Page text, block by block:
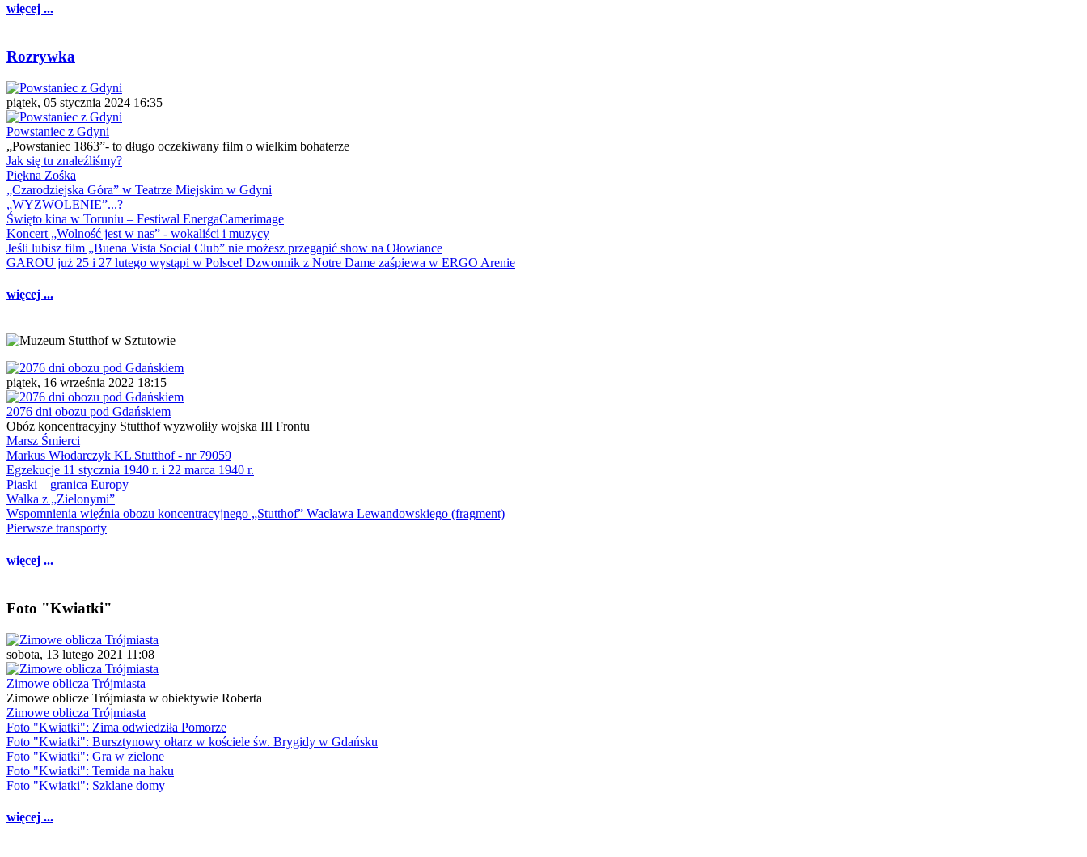
więcej ...
Rozrywka
piątek, 05 stycznia 2024 16:35
Powstaniec z Gdyni
„Powstaniec 1863”- to długo oczekiwany film o wielkim bohaterze
Jak się tu znaleźliśmy?
Piękna Zośka
„Czarodziejska Góra” w Teatrze Miejskim w Gdyni
„WYZWOLENIE”...?
Święto kina w Toruniu – Festiwal EnergaCamerimage
Koncert „Wolność jest w nas” - wokaliści i muzycy
Jeśli lubisz film „Buena Vista Social Club” nie możesz przegapić show na Ołowiance
GAROU już 25 i 27 lutego wystąpi w Polsce! Dzwonnik z Notre Dame zaśpiewa w ERGO Arenie
więcej ...
piątek, 16 września 2022 18:15
2076 dni obozu pod Gdańskiem
Obóz koncentracyjny Stutthof wyzwoliły wojska III Frontu
Marsz Śmierci
Markus Włodarczyk KL Stutthof - nr 79059
Egzekucje 11 stycznia 1940 r. i 22 marca 1940 r.
Piaski – granica Europy
Walka z „Zielonymi”
Wspomnienia więźnia obozu koncentracyjnego „Stutthof” Wacława Lewandowskiego (fragment)
Pierwsze transporty
więcej ...
Foto "Kwiatki"
sobota, 13 lutego 2021 11:08
Zimowe oblicza Trójmiasta
Zimowe oblicze Trójmiasta w obiektywie Roberta
Zimowe oblicza Trójmiasta
Foto "Kwiatki": Zima odwiedziła Pomorze
Foto "Kwiatki": Bursztynowy ołtarz w kościele św. Brygidy w Gdańsku
Foto "Kwiatki": Gra w zielone
Foto "Kwiatki": Temida na haku
Foto "Kwiatki": Szklane domy
więcej ...